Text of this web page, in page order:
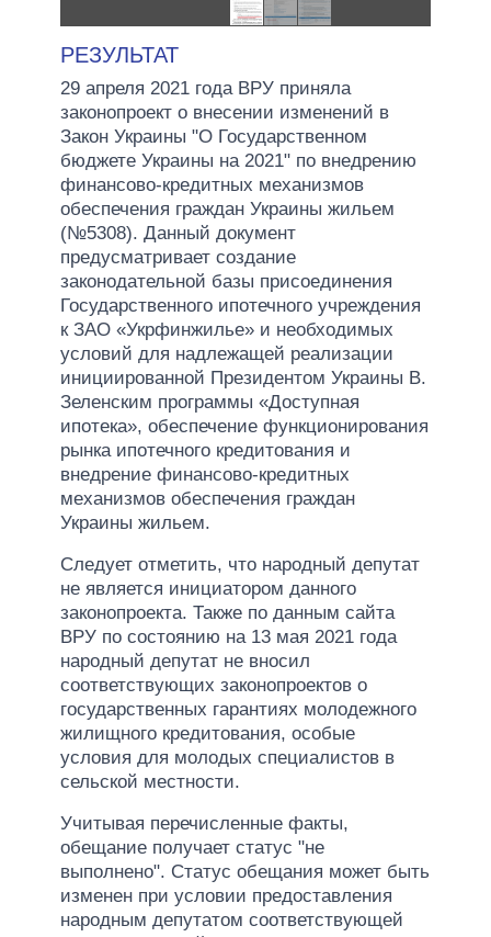
РЕЗУЛЬТАТ
29 апреля 2021 года ВРУ приняла
законопроект о внесении изменений в
Закон Украины "О Государственном
бюджете Украины на 2021" по внедрению
финансово-кредитных механизмов
обеспечения граждан Украины жильем
(№5308). Данный документ
предусматривает создание
законодательной базы присоединения
Государственного ипотечного учреждения
к ЗАО «Укрфинжилье» и необходимых
условий для надлежащей реализации
инициированной Президентом Украины В.
Зеленским программы «Доступная
ипотека», обеспечение функционирования
рынка ипотечного кредитования и
внедрение финансово-кредитных
механизмов обеспечения граждан
Украины жильем.
Следует отметить, что народный депутат
не является инициатором данного
законопроекта. Также по данным сайта
ВРУ по состоянию на 13 мая 2021 года
народный депутат не вносил
соответствующих законопроектов о
государственных гарантиях молодежного
жилищного кредитования, особые
условия для молодых специалистов в
сельской местности.
Учитывая перечисленные факты,
обещание получает статус "не
выполнено". Статус обещания может быть
изменен при условии предоставления
народным депутатом соответствующей